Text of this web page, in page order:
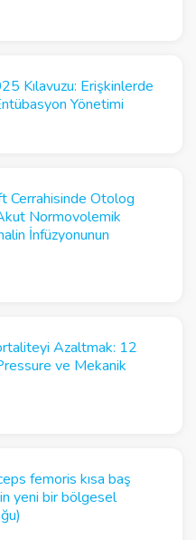
Kılavuzu: Erişkinlerde
Yönetimi
Cerrahisinde Otolog
Normovolemik
İnfüzyonunun
Azaltmak: 12
ve Mekanik
femoris kısa baş
yeni bir bölgesel